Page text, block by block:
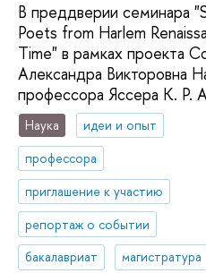
В преддверии семинара
Poets from Harlem
Time" в рамках проекта
Александра Викторовна
профессора Яссера К. Р.
Наука
идеи и опыт
профессора
приглашение к участию
репортаж о событии
бакалавриат
магистратура